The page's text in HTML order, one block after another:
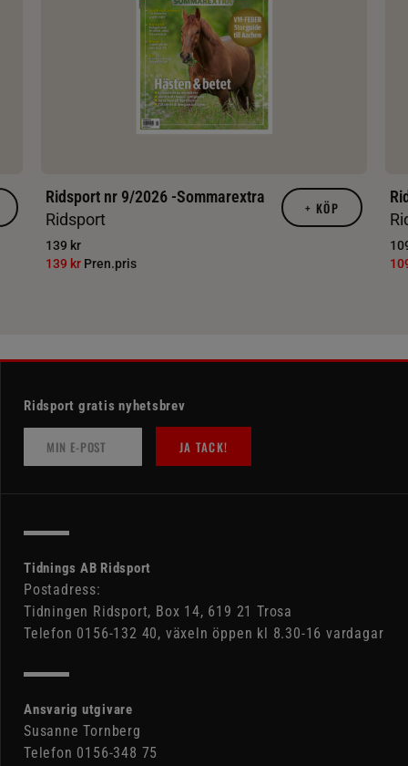
Ridsport nr 9/2026 -Sommarextra
Ridsport
139 kr
139 kr Pren.pris
+ KÖP
Ridsport gratis nyhetsbrev
JA TACK!
Tidnings AB Ridsport
Postadress:
Tidningen Ridsport, Box 14, 619 21 Trosa
Telefon 0156-132 40, växeln öppen kl 8.30-16 vardagar
Ansvarig utgivare
Susanne Tornberg
Telefon 0156-348 75